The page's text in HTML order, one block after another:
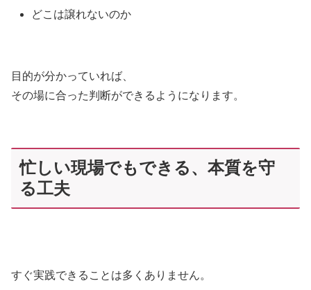
どこは譲れないのか
目的が分かっていれば、
その場に合った判断ができるようになります。
忙しい現場でもできる、本質を守
る工夫
すぐ実践できることは多くありません。